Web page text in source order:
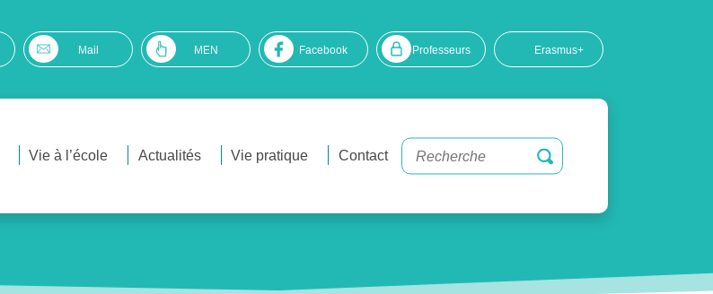
Mail MEN Facebook Professeurs Erasmus+
Vie à l’école Actualités Vie pratique Contact